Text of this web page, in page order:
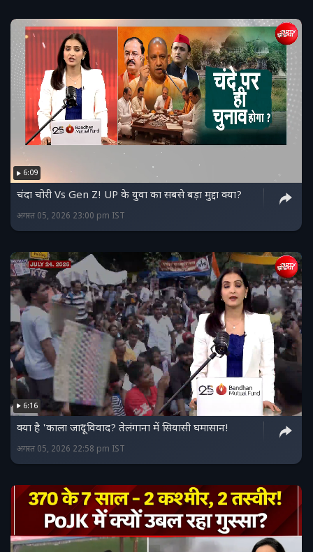
6:09
चंदा चोरी Vs Gen Z! UP के युवा का सबसे बड़ा मुद्दा क्या?
अगस्त 05, 2026 23:00 pm IST
6:16
क्या है 'काला जादू' विवाद? तेलंगाना में सियासी घमासान!
अगस्त 05, 2026 22:58 pm IST